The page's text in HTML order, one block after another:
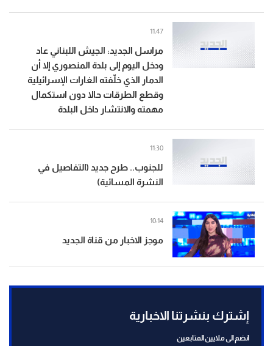
مراسل الجديد: الجيش اللبناني عاد
ودخل اليوم إلى بلدة المنصوري إلا أن
الدمار الذي خلّفته الغارات الإسرائيلية
وقطع الطرقات حالا دون استكمال
مهمته والانتشار داخل البلدة
11:47
للجنوب.. طرح جديد (التفاصيل في
النشرة المسائية)
11:30
موجز الاخبار من قناة الجديد
10:14
إشترك بنشرتنا الاخبارية
انضم الى ملايين المتابعين